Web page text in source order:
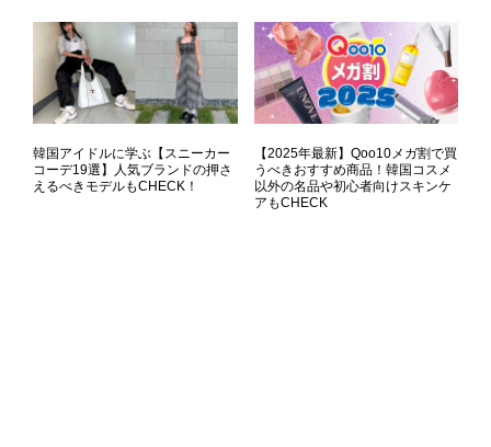
韓国アイドルに学ぶ【スニーカー
コーデ19選】人気ブランドの押さ
えるべきモデルもCHECK！
【2025年最新】Qoo10メガ割で買
うべきおすすめ商品！韓国コスメ
以外の名品や初心者向けスキンケ
アもCHECK